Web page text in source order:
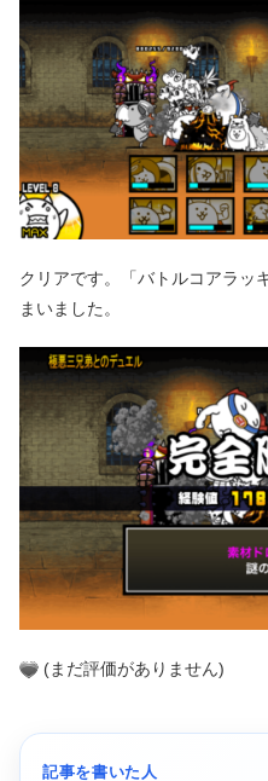
クリアです。「バトルコアラッ
まいました。
(まだ評価がありません)
記事を書いた人